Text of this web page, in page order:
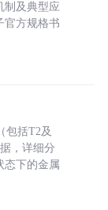
制及典型应
官方规格书
包括T2及
，详细分
态下的金属